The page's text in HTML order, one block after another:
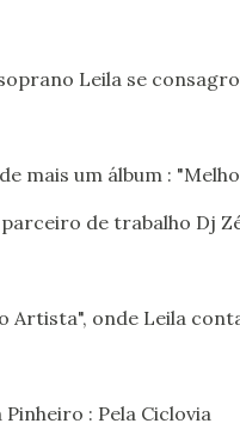
Leila se
mais um álbum :
de trabalho Dj
Artista", onde Leila
: Pela Ciclovia